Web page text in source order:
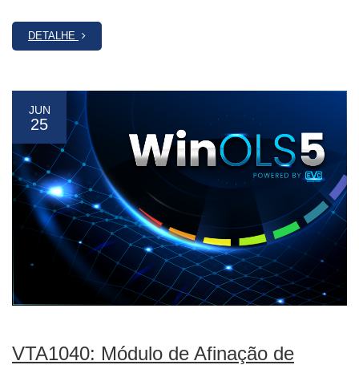
DETALHE
JUN
25
VTA1040: Módulo de Afinação de